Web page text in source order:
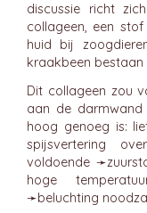
discussie richt
collageen, een
huid bij
kraakbeen
Dit collageen zou
aan de darmwand
hoog genoeg is:
spijsvertering
voldoende ➛
hoge
➛beluchting